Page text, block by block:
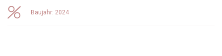
Baujahr: 2024